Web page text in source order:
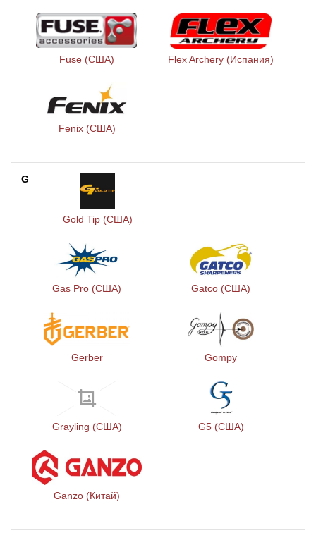
Fuse (США) Flex Archery (Испания)
Fenix (США)
G
Gold Tip (США)
Gas Pro (США) Gatco (США)
Gerber Gompy
Grayling (США) G5 (США)
Ganzo (Китай)